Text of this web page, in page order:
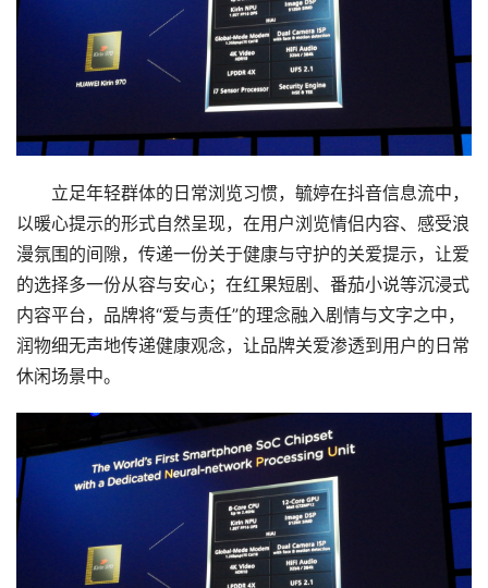
立足年轻群体的日常浏览习惯，毓婷在抖音信息流中，
漫氛围的间隙，传递一份关于健康与守护的关爱提示，让爱
的选择多一份从容与安心；在红果短剧、番茄小说等沉浸式
内容平台，品牌将“爱与责任”的理念融入剧情与文字之中，
润物细无声地传递健康观念，让品牌关爱渗透到用户的日常
休闲场景中。